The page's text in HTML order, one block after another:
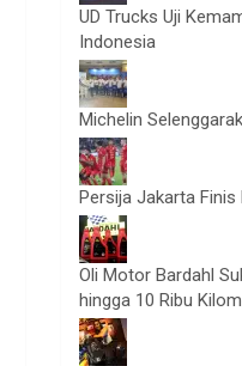
UD Trucks Uji
Indonesia
Michelin
Persija Jakarta Finis
Oli Motor Bardahl
hingga 10 Ribu